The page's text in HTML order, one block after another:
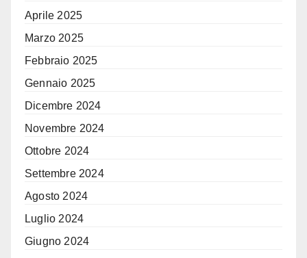
Aprile 2025
Marzo 2025
Febbraio 2025
Gennaio 2025
Dicembre 2024
Novembre 2024
Ottobre 2024
Settembre 2024
Agosto 2024
Luglio 2024
Giugno 2024